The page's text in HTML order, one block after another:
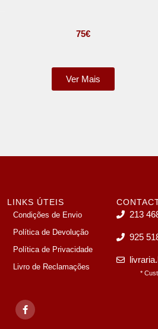
75€
Ver Mais
LINKS ÚTEIS
Condições de Envio
Política de Devolução
Política de Privacidade
Livro de Reclamações
213
925
*